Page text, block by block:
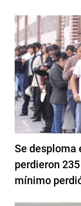
Se desploma
perdieron
mínimo